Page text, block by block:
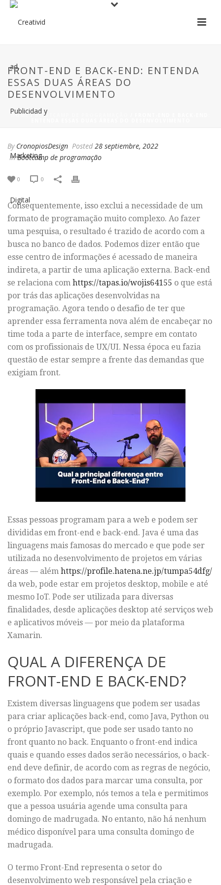
FRONT-END E BACK-END: ENTENDA
ESSAS DUAS ÁREAS DO
DESENVOLVIMENTO
HOME/BOOTCAMP DE PROGRAMAÇÃO
By CronopiosDesign Posted 28 septiembre, 2022
InBootcamp de programação
0 0
Consequentemente, isso exclui a necessidade de um
formato de programação muito complexo. Ao fazer
uma pesquisa, o resultado é trazido de acordo com a
busca no banco de dados. Podemos dizer então que
esse centro de informações é acessado de maneira
indireta, a partir de uma aplicação externa. Back-end
se relaciona com https://tapas.io/wojis64155 o que está
por trás das aplicações desenvolvidas na
programação. Agora tendo o desafio de ter que
aprender essa ferramenta nova além de encabeçar no
time toda a parte de interface, sempre em contato
com os profissionais de UX/UI. Nessa época eu fazia
questão de estar sempre a frente das demandas que
exigiam front.
Essas pessoas programam para a web e podem ser
divididas em front-end e back-end. Java é uma das
linguagens mais famosas do mercado e que pode ser
utilizada no desenvolvimento de projetos em várias
áreas — além https://profile.hatena.ne.jp/tumpa54dfg/
da web, pode estar em projetos desktop, mobile e até
mesmo IoT. Pode ser utilizada para diversas
finalidades, desde aplicações desktop até serviços web
e aplicativos móveis — por meio da plataforma
Xamarin.
QUAL A DIFERENÇA DE
FRONT-END E BACK-END?
Existem diversas linguagens que podem ser usadas
para criar aplicações back-end, como Java, Python ou
o próprio Javascript, que pode ser usado tanto no
front quanto no back. Enquanto o front-end indica
quais e quando esses dados serão necessários, o back-
end deve definir, de acordo com as regras de negócio,
o formato dos dados para marcar uma consulta, por
exemplo. Por exemplo, nós temos a tela e permitimos
que a pessoa usuária agende uma consulta para
domingo de madrugada. No entanto, não há nenhum
médico disponível para uma consulta domingo de
madrugada.
O termo Front-End representa o setor do
desenvolvimento web responsável pela criação e